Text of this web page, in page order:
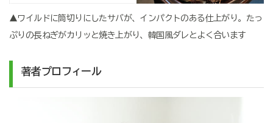
▲ワイルドに筒切りにしたサバが、インパクトのある仕上がり。たっ
ぷりの長ねぎがカリッと焼き上がり、韓国風ダレとよく合います
著者プロフィール